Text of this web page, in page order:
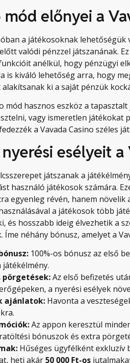
előnyei a
a játékosoknak
valódi pénzzel játszanának.
anélkül, hogy pénzügyi
is kiváló lehetőség arra, hogy
ki a saját pénzük
mód hasznos eszköz a
vagy ismeretlen játékokat
a Vavada Casino széles
esélyeit
játszanak a
használó játékosok számára.
egyenleg révén, hanem növelik
a játékosok több
és hosszabb ideig élvezhetik a
Íme néhány bónusz, amelyet a
100%-os bónusz az első
pörgetések:Az első befizetés
a nyerési esélyek
ajánlatok: Havonta a
Az appon keresztül
bónuszok és extra
Hűséges ügyfélként exkluzív
heti akár 50 000 Ft-os